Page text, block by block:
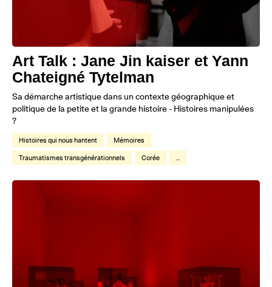
Art Talk : Jane Jin kaiser et Yann
Chateigné Tytelman
Sa démarche artistique dans un contexte géographique et
politique de la petite et la grande histoire - Histoires manipulées
?
Histoires qui nous hantent
Mémoires
Traumatismes transgénérationnels
Corée ...